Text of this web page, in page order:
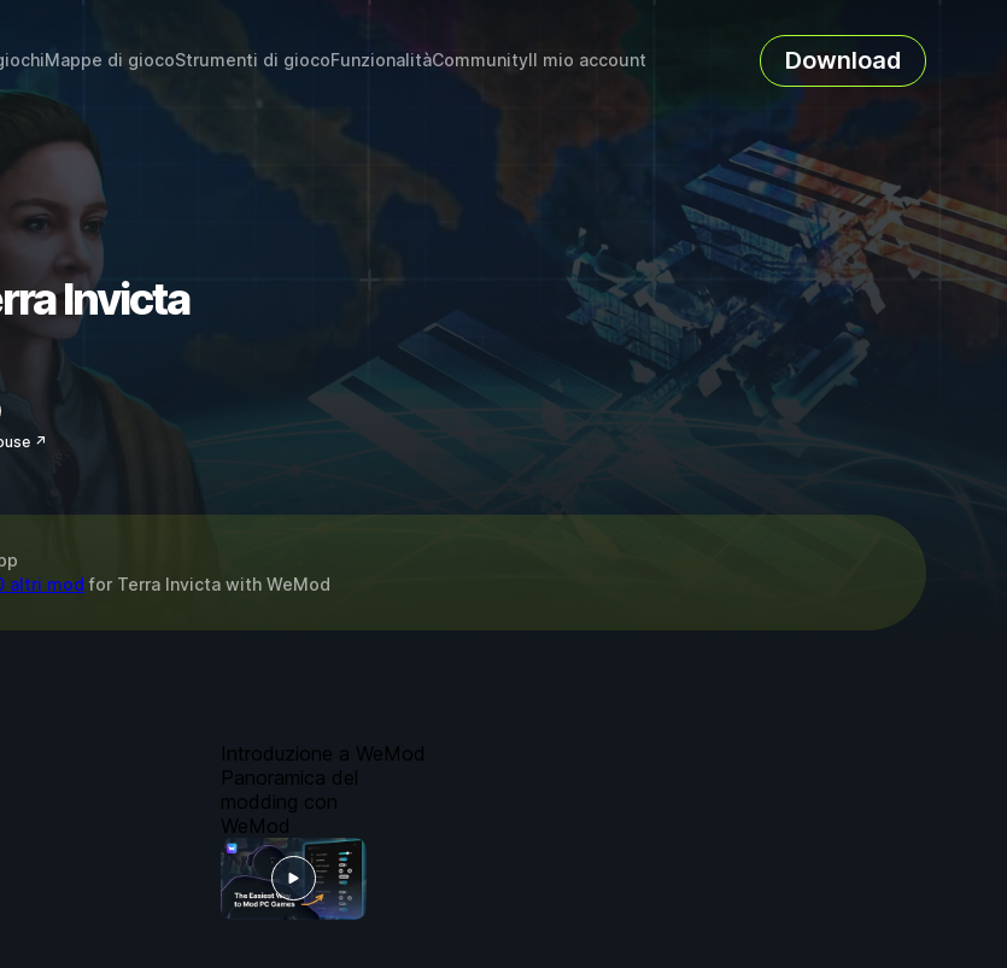
Mappe di giocoStrumenti di giocoFunzionalitàCommunityIl mio account Download
Invicta
↗
altri mod for Terra Invicta with WeMod
Introduzione a WeMod
Panoramica del
modding con
WeMod